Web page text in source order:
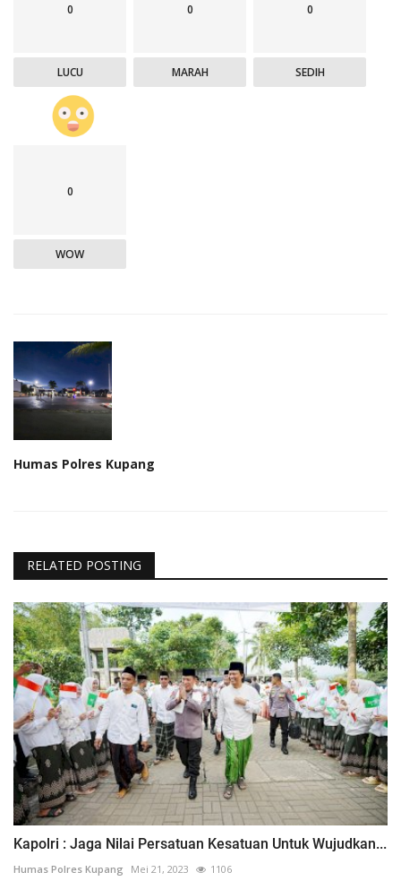
0
LUCU
0
MARAH
0
SEDIH
0
WOW
Humas Polres Kupang
RELATED POSTING
Kapolri : Jaga Nilai Persatuan Kesatuan Untuk Wujudkan...
Humas Polres Kupang Mei 21, 2023 1106